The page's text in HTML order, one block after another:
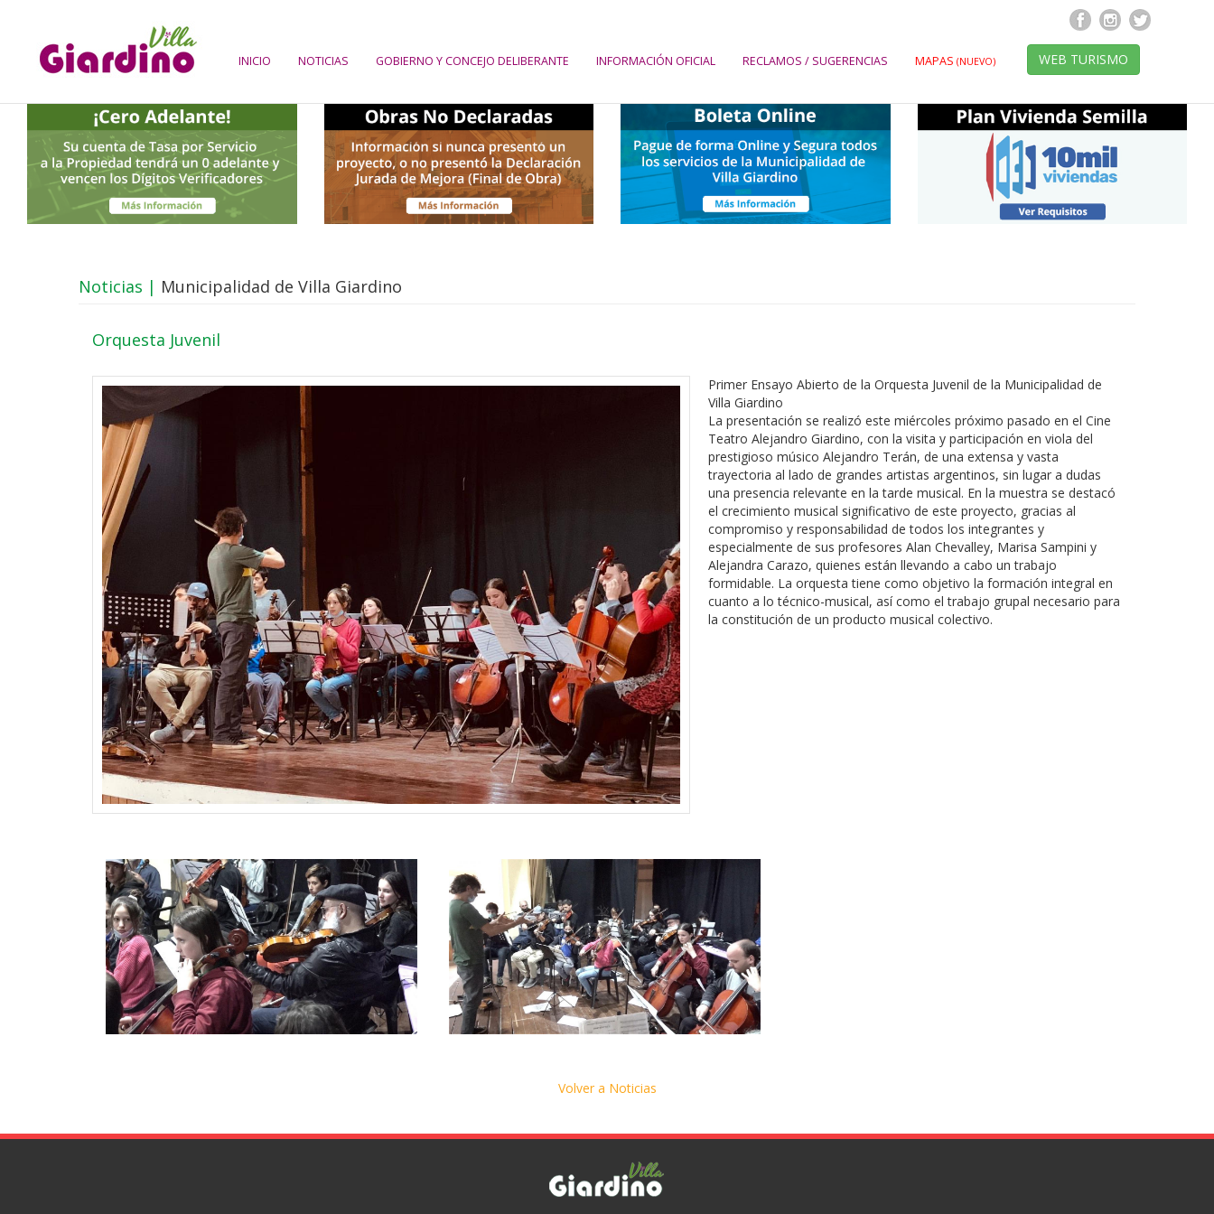
INICIO NOTICIAS GOBIERNO Y CONCEJO DELIBERANTE INFORMACIÓN OFICIAL RECLAMOS / SUGERENCIAS MAPAS (NUEVO) WEB TURISMO
Noticias | Municipalidad de Villa Giardino
Orquesta Juvenil
Primer Ensayo Abierto de la Orquesta Juvenil de la Municipalidad de
Villa Giardino
La presentación se realizó este miércoles próximo pasado en el Cine
Teatro Alejandro Giardino, con la visita y participación en viola del
prestigioso músico Alejandro Terán, de una extensa y vasta
trayectoria al lado de grandes artistas argentinos, sin lugar a dudas
una presencia relevante en la tarde musical. En la muestra se destacó
el crecimiento musical significativo de este proyecto, gracias al
compromiso y responsabilidad de todos los integrantes y
especialmente de sus profesores Alan Chevalley, Marisa Sampini y
Alejandra Carazo, quienes están llevando a cabo un trabajo
formidable. La orquesta tiene como objetivo la formación integral en
cuanto a lo técnico-musical, así como el trabajo grupal necesario para
la constitución de un producto musical colectivo.
Volver a Noticias